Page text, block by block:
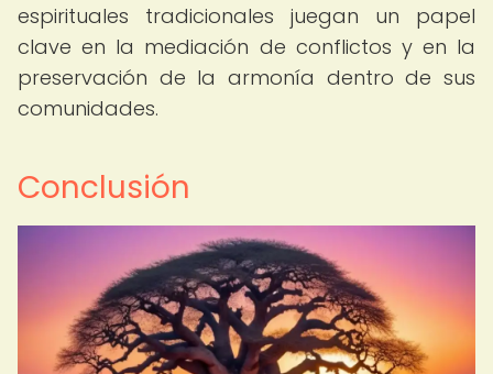
espirituales tradicionales juegan un papel
clave en la mediación de conflictos y en la
preservación de la armonía dentro de sus
comunidades.
Conclusión